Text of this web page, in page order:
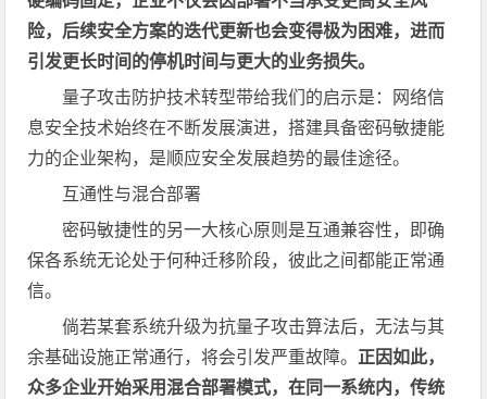
险，后续安全方案的迭代更新也会变得极为困难，进而
引发更长时间的停机时间与更大的业务损失。
量子攻击防护技术转型带给我们的启示是：网络信
息安全技术始终在不断发展演进，搭建具备密码敏捷能
力的企业架构，是顺应安全发展趋势的最佳途径。
互通性与混合部署
密码敏捷性的另一大核心原则是互通兼容性，即确
保各系统无论处于何种迁移阶段，彼此之间都能正常通
信。
倘若某套系统升级为抗量子攻击算法后，无法与其
余基础设施正常通行，将会引发严重故障。 正因如此，
众多企业开始采用混合部署模式，在同一系统内，传统